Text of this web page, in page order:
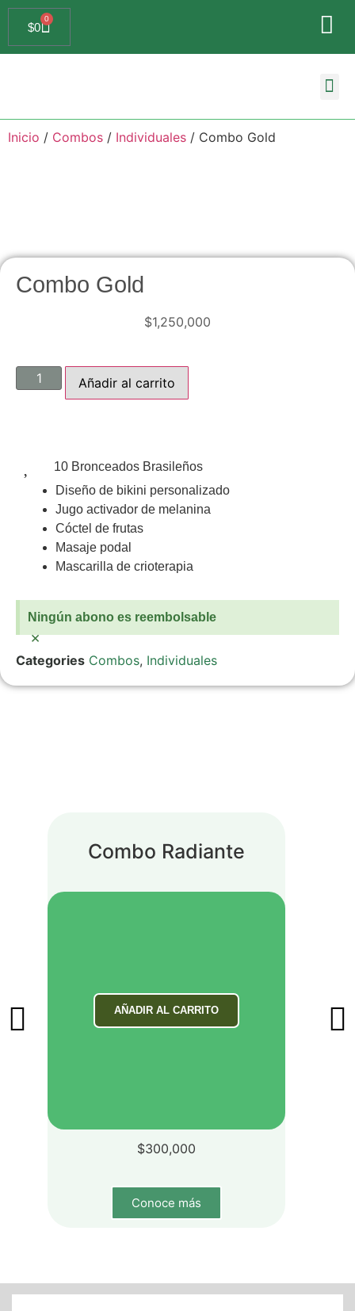
$0
0
Inicio / Combos / Individuales / Combo Gold
Combo Gold
$1,250,000
Añadir al carrito
10 Bronceados Brasileños
Diseño de bikini personalizado
Jugo activador de melanina
Cóctel de frutas
Masaje podal
Mascarilla de crioterapia
Ningún abono es reembolsable
×
Categories Combos, Individuales
Combo Radiante
AÑADIR AL CARRITO
$300,000
Conoce más